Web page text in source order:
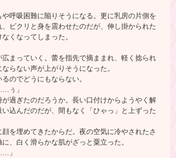
呼吸困難に陥りそうになる。更に乳房の片側を
ビクリと身を震わせたのだが、伸し掛かられた
くなってしまった。
まっていく。蕾を指先で摘ままれ、軽く捻られ
らない声が上がりそうになった。
のでどうにもならない。
ぅ」
過ぎたのだろうか。長い口付けからようやく解
込んだのだが、間もなく「ひゃっ」と上ずった
を埋めてきたからだ。夜の空気に冷やされたさ
、白く滑らかな肌がざっと粟立った。
」